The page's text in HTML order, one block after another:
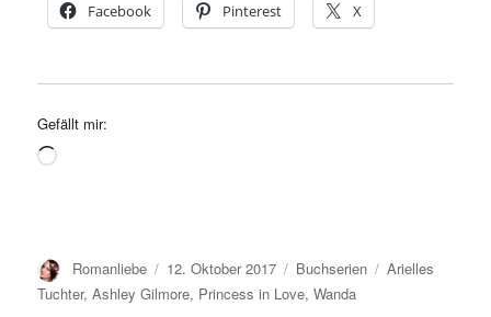
Facebook Pinterest X
Gefällt mir:
Wird
Autor
Romanliebe
Veröffentlicht
am
12. Oktober 2017 Kategorien
Buchserien Schlagwörter
Arielles
Tuchter,Ashley Gilmore, Princess in Love,Wanda